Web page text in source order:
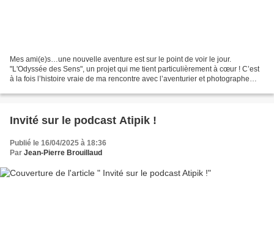
Mes ami(e)s…une nouvelle aventure est sur le point de voir le jour.
"L'Odyssée des Sens", un projet qui me tient particulièrement à cœur ! C’est
à la fois l’histoire vraie de ma rencontre avec l’aventurier et photographe
Invité sur le podcast Atipik !
Publié le 16/04/2025 à 18:36
Par Jean-Pierre Brouillaud